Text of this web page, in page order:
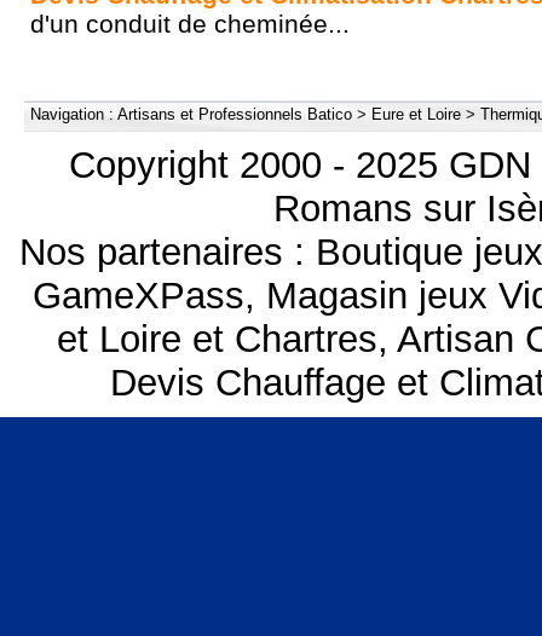
d'un conduit de cheminée...
Navigation : Artisans et Professionnels Batico > Eure et Loire >
Copyright 2000 - 2025
Romans sur
Nos partenaires : Boutique
GameXPass, Magasin jeux
et Loire et Chartres, Artisan
Devis Chauffage et